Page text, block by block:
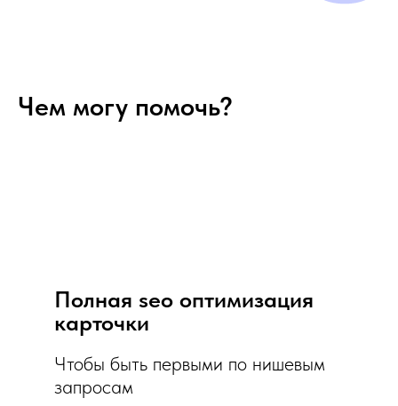
Чем могу помочь?
Полная seo оптимизация
карточки
Чтобы быть первыми по нишевым
запросам